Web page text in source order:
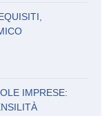
IMPRESE: